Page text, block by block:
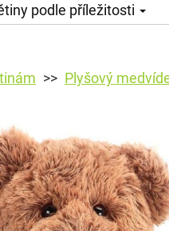
podle příležitosti
Plyšový